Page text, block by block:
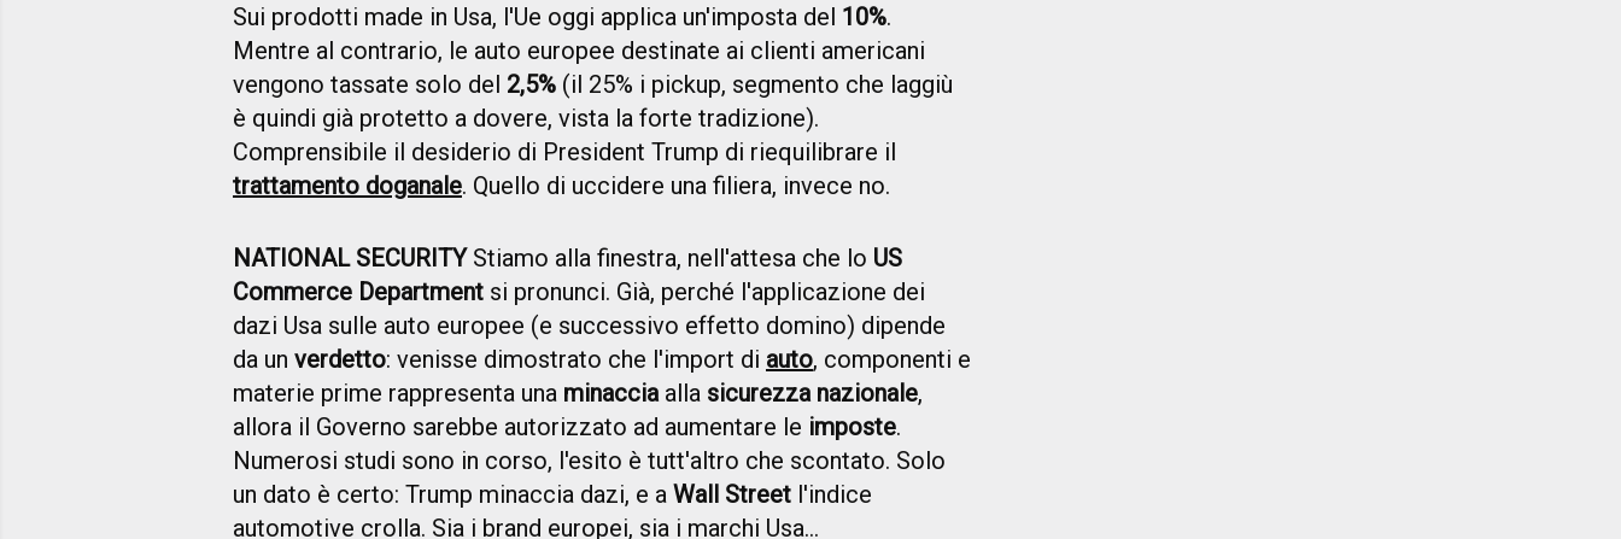
Sui prodotti made in Usa, l'Ue oggi applica un'imposta del 10%.
Mentre al contrario, le auto europee destinate ai clienti americani
vengono tassate solo del 2,5% (il 25% i pickup, segmento che laggiù
è quindi già protetto a dovere, vista la forte tradizione).
Comprensibile il desiderio di President Trump di riequilibrare il
trattamento doganale. Quello di uccidere una filiera, invece no.
NATIONAL SECURITYStiamo alla finestra, nell'attesa che lo US
Commerce Department si pronunci. Già, perché l'applicazione dei
dazi Usa sulle auto europee (e successivo effetto domino) dipende
da un verdetto: venisse dimostrato che l'import di auto, componenti e
materie prime rappresenta una minacciaalla sicurezza nazionale,
allora il Governo sarebbe autorizzato ad aumentare le imposte.
Numerosi studi sono in corso, l'esito è tutt'altro che scontato. Solo
un dato è certo: Trump minaccia dazi, e a Wall Street l'indice
automotive crolla. Sia i brand europei, sia i marchi Usa...